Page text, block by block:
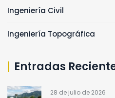
Ingeniería Civil
Ingeniería Topográfica
Entradas
28 de julio de 2026